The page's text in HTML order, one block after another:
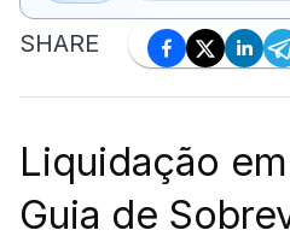
SHARE
Liquidação
Guia de